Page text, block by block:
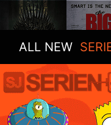
ALL NEW